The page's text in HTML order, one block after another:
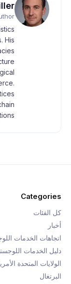
His
Categories
كل الفئات
أخبار
اتجاهات الخدمات
دليل الخدمات
الولايات المتحدة
البرتغال